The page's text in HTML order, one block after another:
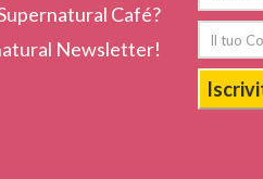
Café?
Newsletter!